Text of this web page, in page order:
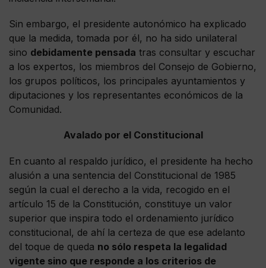
Sin embargo, el presidente autonómico ha explicado
que la medida, tomada por él, no ha sido unilateral
sino debidamente pensada tras consultar y escuchar
a los expertos, los miembros del Consejo de Gobierno,
los grupos políticos, los principales ayuntamientos y
diputaciones y los representantes económicos de la
Comunidad.
Avalado por el Constitucional
En cuanto al respaldo jurídico, el presidente ha hecho
alusión a una sentencia del Constitucional de 1985
según la cual el derecho a la vida, recogido en el
artículo 15 de la Constitución, constituye un valor
superior que inspira todo el ordenamiento jurídico
constitucional, de ahí la certeza de que ese adelanto
del toque de queda no sólo respeta la legalidad
vigente sino que responde a los criterios de